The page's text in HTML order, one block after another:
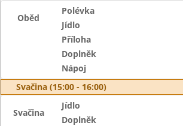
Oběd
Polévka
Jídlo
Příloha
Doplněk
Nápoj
Svačina (15:00 - 16:00)
Svačina
Jídlo
Doplněk